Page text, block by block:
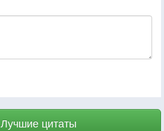
Лучшие цитаты